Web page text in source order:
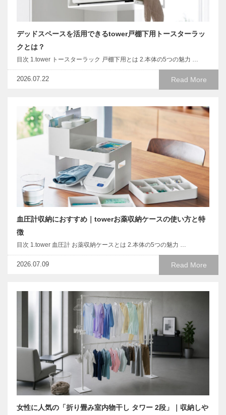
デッドスペースを活用できるtower戸棚下用トースターラッ
クとは？
目次 1.tower トースターラック 戸棚下用とは 2.本体の5つの魅力 …
Read More
2026.07.22
血圧計収納におすすめ｜towerお薬収納ケースの使い方と特
徴
目次 1.tower 血圧計 お薬収納ケースとは 2.本体の5つの魅力 …
Read More
2026.07.09
女性に人気の「折り畳み室内物干し タワー 2段」｜収納しや